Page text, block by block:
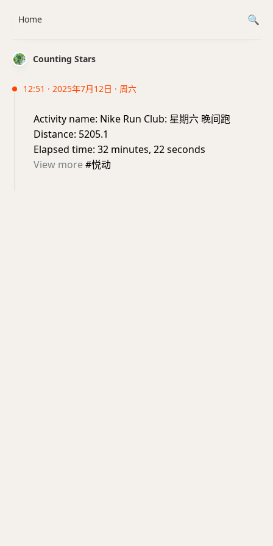
Counting Stars
12:51 · 2025年7月12日 · 周六
Activity name: Nike Run Club: 星期六 晚间跑
Distance: 5205.1
Elapsed time: 32 minutes, 22 seconds
View more#悦动
Home